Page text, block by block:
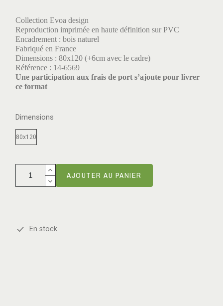
Collection Evoa design
Reproduction imprimée en haute définition sur PVC
Encadrement : bois naturel
Fabriqué en France
Dimensions : 80x120 (+6cm avec le cadre)
Référence : 14-6569
Une participation aux frais de port s’ajoute pour livrer
ce format
Dimensions
80x120
AJOUTER AU PANIER
En stock